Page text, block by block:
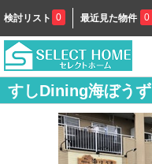
検討リスト 0 最近見た物件 0
すしDining海ぼうず